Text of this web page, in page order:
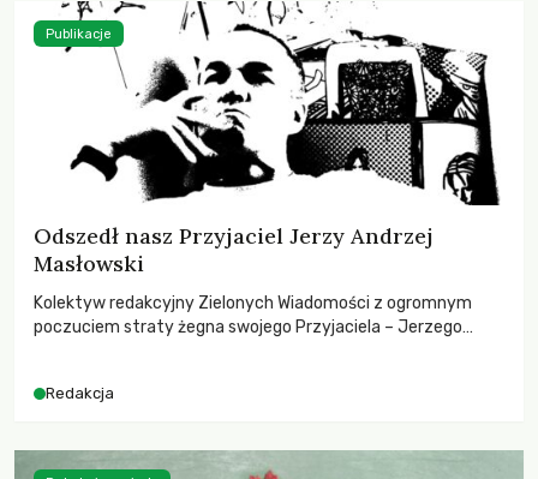
Odszedł nasz Przyjaciel Jerzy Andrzej
Masłowski
Kolektyw redakcyjny Zielonych Wiadomości z ogromnym
poczuciem straty żegna swojego Przyjaciela – Jerzego
Redakcja
Publikacje